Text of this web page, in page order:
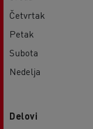
Četvrtak
Petak
Subota
Nedelja
Delovi